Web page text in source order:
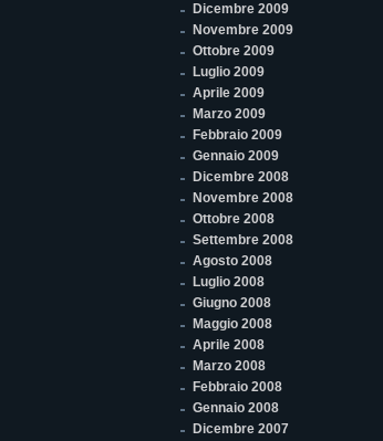
Dicembre 2009
Novembre 2009
Ottobre 2009
Luglio 2009
Aprile 2009
Marzo 2009
Febbraio 2009
Gennaio 2009
Dicembre 2008
Novembre 2008
Ottobre 2008
Settembre 2008
Agosto 2008
Luglio 2008
Giugno 2008
Maggio 2008
Aprile 2008
Marzo 2008
Febbraio 2008
Gennaio 2008
Dicembre 2007